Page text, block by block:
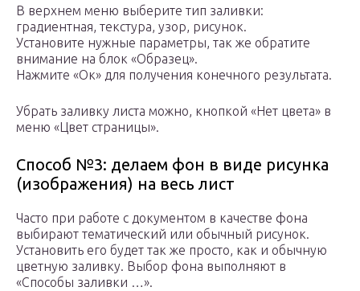
В верхнем меню выберите тип заливки:
градиентная, текстура, узор, рисунок.
Установите нужные параметры, так же обратите
внимание на блок «Образец».
Нажмите «Ок» для получения конечного результата.
Убрать заливку листа можно, кнопкой «Нет цвета» в
меню «Цвет страницы».
Способ №3: делаем фон в виде рисунка
(изображения) на весь лист
Часто при работе с документом в качестве фона
выбирают тематический или обычный рисунок.
Установить его будет так же просто, как и обычную
цветную заливку. Выбор фона выполняют в
«Способы заливки …».